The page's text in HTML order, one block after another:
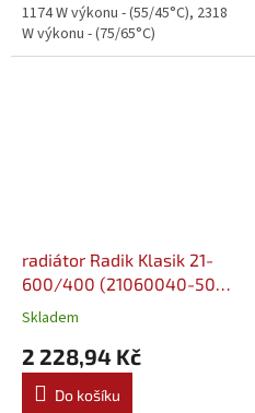
1174 W výkonu - (55/45°C), 2318
W výkonu - (75/65°C)
radiátor Radik Klasik 21-
600/400 (21060040-50-
0010)
Skladem
2 228,94 Kč
Do košíku